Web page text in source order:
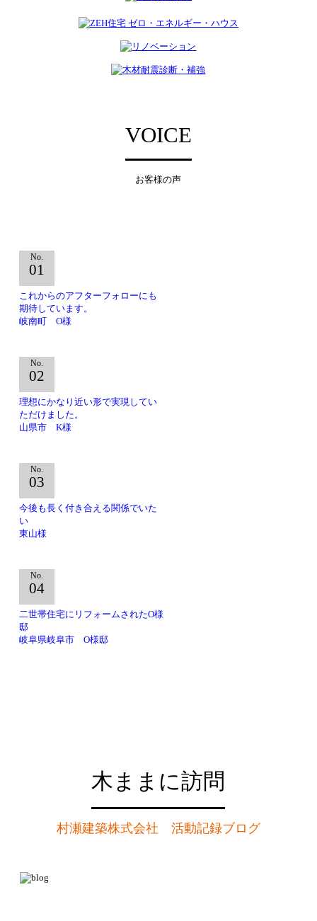
VOICE
お客様の声
No.
01
これからのアフターフォローにも
期待しています。
岐南町 O様
No.
02
理想にかなり近い形で実現してい
ただけました。
山県市 K様
No.
03
今後も長く付き合える関係でいた
い
東山様
No.
04
二世帯住宅にリフォームされたO様
邸
岐阜県岐阜市 O様邸
木ままに訪問
村瀬建築株式会社 活動記録ブログ